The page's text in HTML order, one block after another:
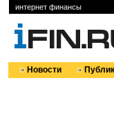
интернет финансы
Новости